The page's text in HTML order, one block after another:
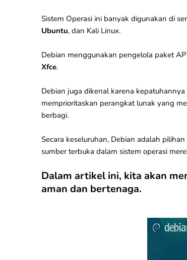
Sistem Operasi ini banyak digunakan di
Ubuntu, dan Kali Linux.
Debian menggunakan pengelola paket
Xfce.
Debian juga dikenal karena
memprioritaskan perangkat lunak yang
berbagi.
Secara keseluruhan, Debian adalah
sumber terbuka dalam sistem operasi
Dalam artikel ini, kita akan
aman dan bertenaga.